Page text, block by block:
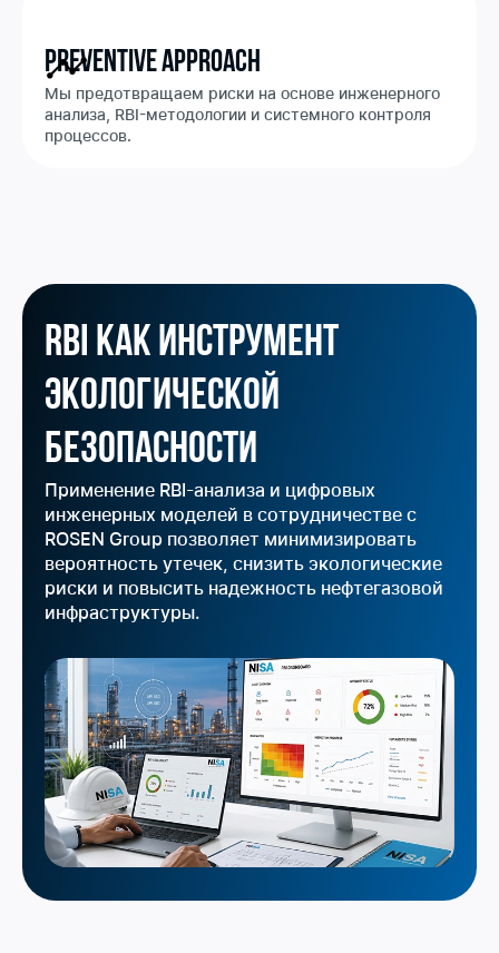
Preventive Approach
Мы предотвращаем риски на основе инженерного
анализа, RBI-методологии и системного контроля
процессов.
RBI как инструмент
экологической
безопасности
Применение RBI-анализа и цифровых
инженерных моделей в сотрудничестве с
ROSEN Group позволяет минимизировать
вероятность утечек, снизить экологические
риски и повысить надежность нефтегазовой
инфраструктуры.